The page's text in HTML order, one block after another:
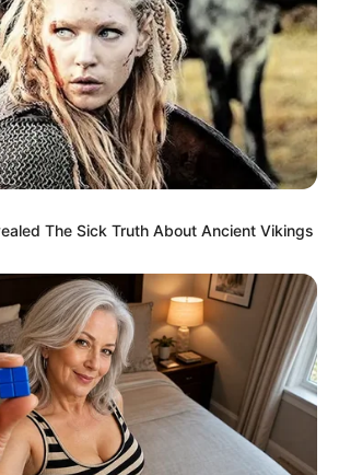
Paulista e região
para entrar no grupo
The Sick Truth About Ancient Vikings